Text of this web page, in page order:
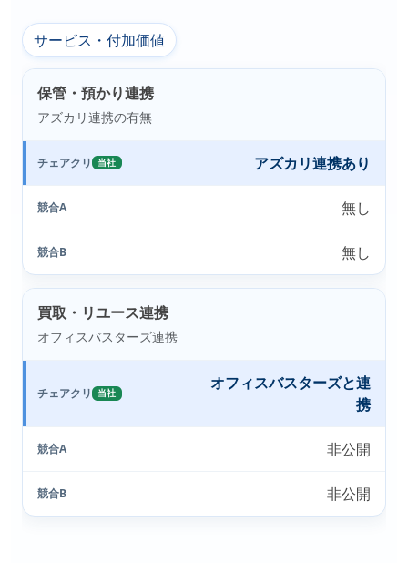
サービス・付加価値
保管・預かり連携
アズカリ連携の有無
チェアクリ 当社 アズカリ連携あり
競合A 無し
競合B 無し
買取・リユース連携
オフィスバスターズ連携
チェアクリ 当社
オフィスバスターズと連
携
競合A 非公開
競合B 非公開